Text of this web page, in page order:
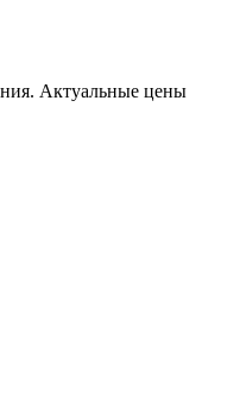
Актуальные цены